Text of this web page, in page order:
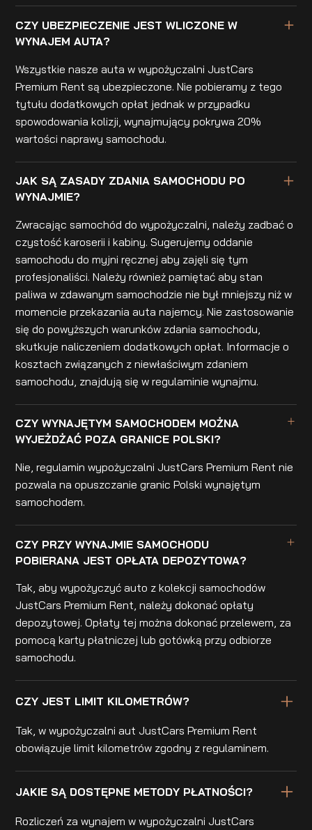
CZY UBEZPIECZENIE JEST WLICZONE W
WYNAJEM AUTA?
Wszystkie nasze auta w wypożyczalni JustCars
Premium Rent są ubezpieczone. Nie pobieramy z tego
tytułu dodatkowych opłat jednak w przypadku
spowodowania kolizji, wynajmujący pokrywa 20%
wartości naprawy samochodu.
JAK SĄ ZASADY ZDANIA SAMOCHODU PO
WYNAJMIE?
Zwracając samochód do wypożyczalni, należy zadbać o
czystość karoserii i kabiny. Sugerujemy oddanie
samochodu do myjni ręcznej aby zajęli się tym
profesjonaliści. Należy również pamiętać aby stan
paliwa w zdawanym samochodzie nie był mniejszy niż w
momencie przekazania auta najemcy. Nie zastosowanie
się do powyższych warunków zdania samochodu,
skutkuje naliczeniem dodatkowych opłat. Informacje o
kosztach związanych z niewłaściwym zdaniem
samochodu, znajdują się w regulaminie wynajmu.
CZY WYNAJĘTYM SAMOCHODEM MOŻNA
WYJEŻDŻAĆ POZA GRANICE POLSKI?
Nie, regulamin wypożyczalni JustCars Premium Rent nie
pozwala na opuszczanie granic Polski wynajętym
samochodem.
CZY PRZY WYNAJMIE SAMOCHODU
POBIERANA JEST OPŁATA DEPOZYTOWA?
Tak, aby wypożyczyć auto z kolekcji samochodów
JustCars Premium Rent, należy dokonać opłaty
depozytowej. Opłaty tej można dokonać przelewem, za
pomocą karty płatniczej lub gotówką przy odbiorze
samochodu.
CZY JEST LIMIT KILOMETRÓW?
Tak, w wypożyczalni aut JustCars Premium Rent
obowiązuje limit kilometrów zgodny z regulaminem.
JAKIE SĄ DOSTĘPNE METODY PŁATNOŚCI?
Rozliczeń za wynajem w wypożyczalni JustCars